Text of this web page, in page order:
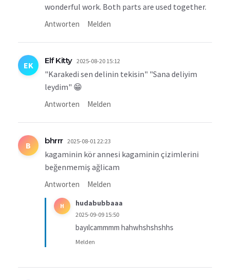
wonderful work. Both parts are used together.
Antworten Melden
EK Elf Kitty 2025-08-20 15:12
"Karakedi sen delinin tekisin" "Sana deliyim
leydim" 😁
Antworten Melden
B bhrrr 2025-08-01 22:23
kagaminin kör annesi kagaminin çizimlerini
beğenmemiş ağlicam
Antworten Melden
H hudabubbaaa
2025-09-09 15:50
bayılcammmm hahwhshshshhs
Melden